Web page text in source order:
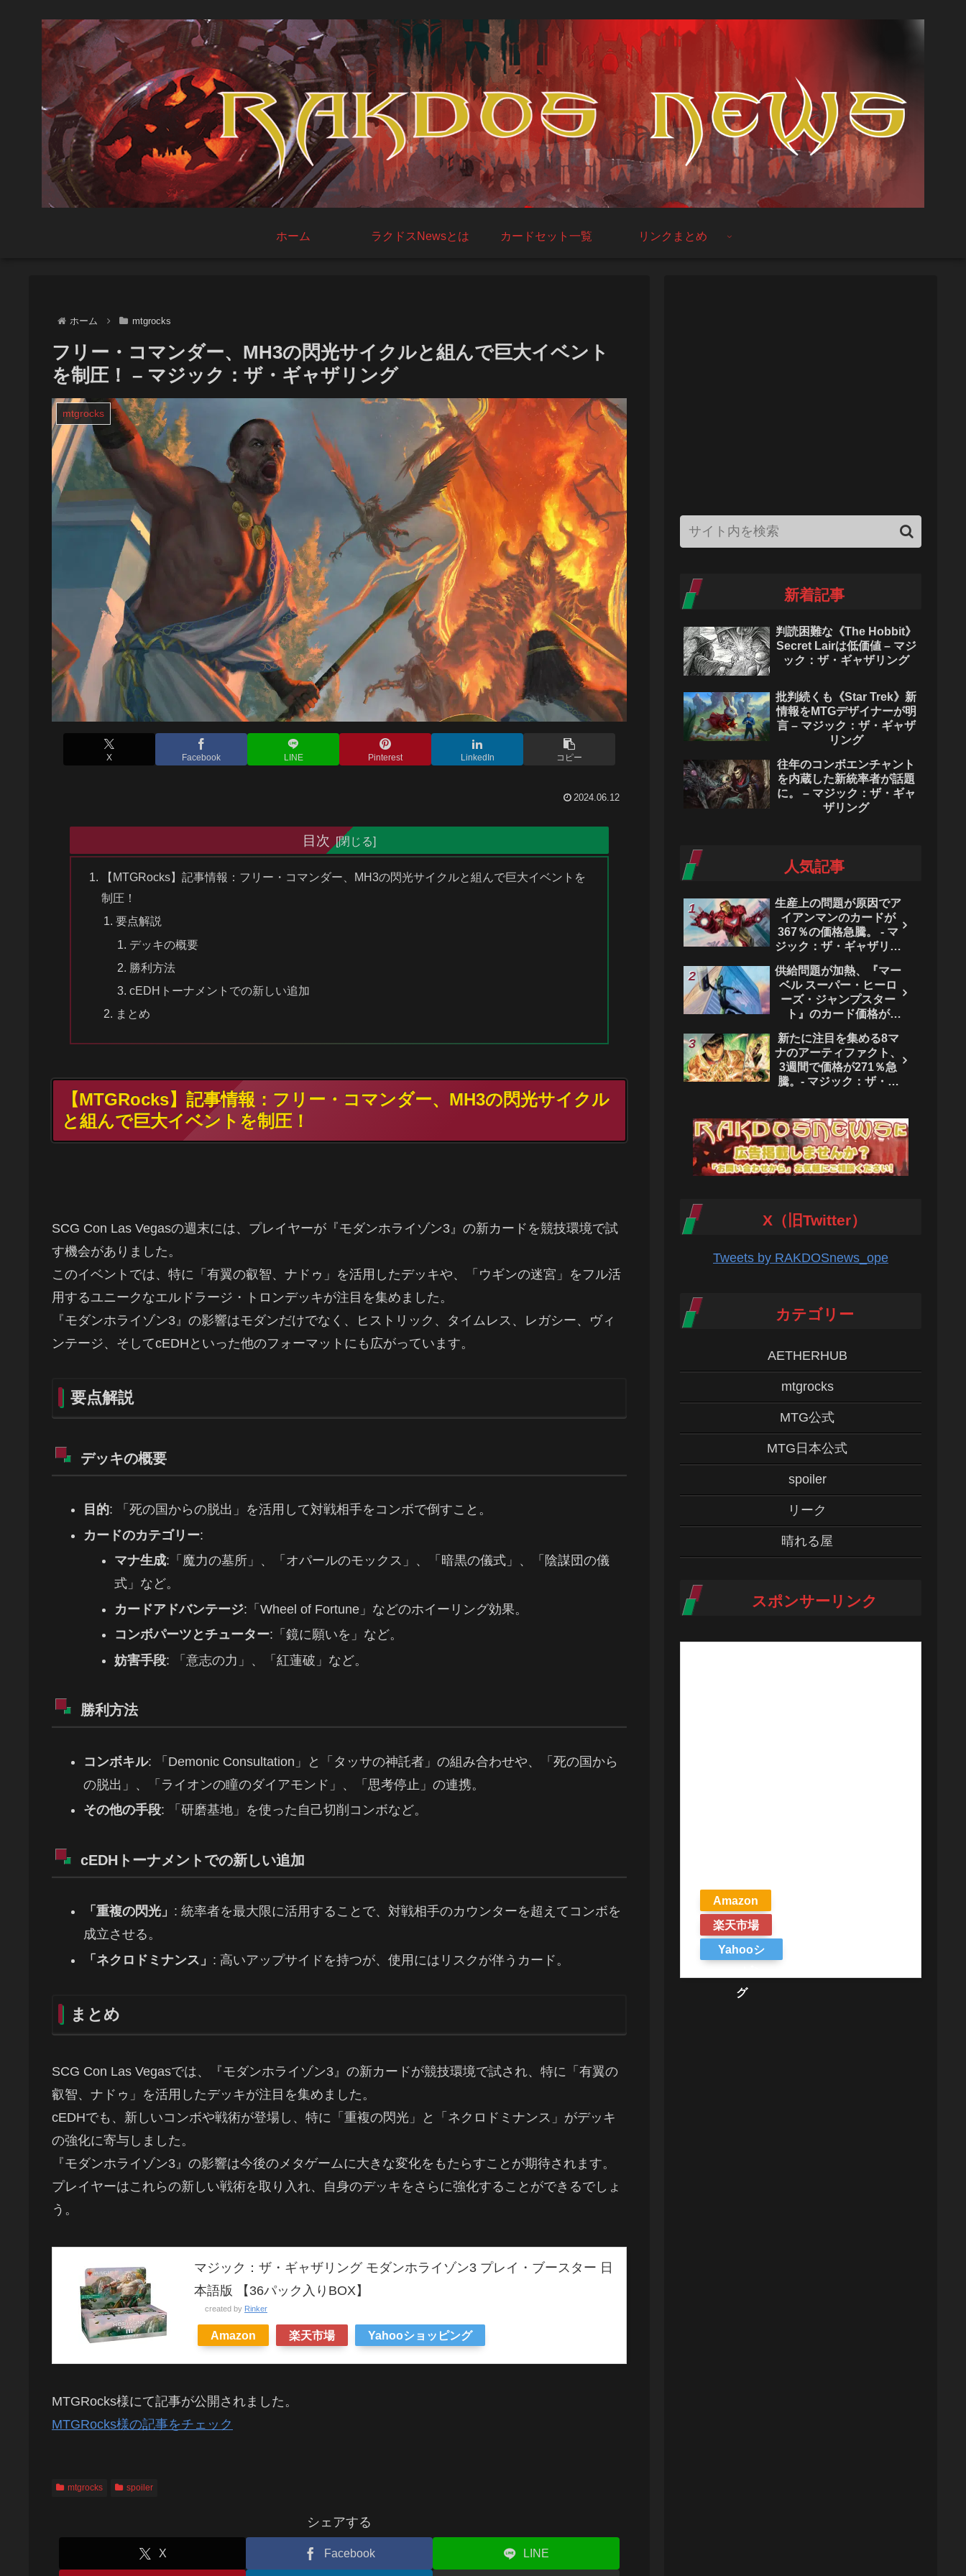
ホーム ラクドスNewsとは カードセット一覧 リンクまとめ
ホーム mtgrocks
フリー・コマンダー、MH3の閃光サイクルと組んで巨大イベント
を制圧！ – マジック：ザ・ギャザリング
mtgrocks
X Facebook LINE Pinterest LinkedIn コピー
2024.06.12
目次
【MTGRocks】記事情報：フリー・コマンダー、MH3の閃光サイクルと組んで巨大イベントを
制圧！
要点解説
デッキの概要
勝利方法
cEDHトーナメントでの新しい追加
まとめ
【MTGRocks】記事情報：フリー・コマンダー、MH3の閃光サイクル
と組んで巨大イベントを制圧！
SCG Con Las Vegasの週末には、プレイヤーが『モダンホライゾン3』の新カードを競技環境で試
す機会がありました。
このイベントでは、特に「有翼の叡智、ナドゥ」を活用したデッキや、「ウギンの迷宮」をフル活
用するユニークなエルドラージ・トロンデッキが注目を集めました。
『モダンホライゾン3』の影響はモダンだけでなく、ヒストリック、タイムレス、レガシー、ヴィ
ンテージ、そしてcEDHといった他のフォーマットにも広がっています。
要点解説
デッキの概要
目的: 「死の国からの脱出」を活用して対戦相手をコンボで倒すこと。
カードのカテゴリー:
マナ生成:「魔力の墓所」、「オパールのモックス」、「暗黒の儀式」、「陰謀団の儀
式」など。
カードアドバンテージ:「Wheel of Fortune」などのホイーリング効果。
コンボパーツとチューター:「鏡に願いを」など。
妨害手段: 「意志の力」、「紅蓮破」など。
勝利方法
コンボキル: 「Demonic Consultation」と「タッサの神託者」の組み合わせや、「死の国から
の脱出」、「ライオンの瞳のダイアモンド」、「思考停止」の連携。
その他の手段: 「研磨基地」を使った自己切削コンボなど。
cEDHトーナメントでの新しい追加
「重複の閃光」 : 統率者を最大限に活用することで、対戦相手のカウンターを超えてコンボを
成立させる。
「ネクロドミナンス」 : 高いアップサイドを持つが、使用にはリスクが伴うカード。
まとめ
SCG Con Las Vegasでは、『モダンホライゾン3』の新カードが競技環境で試され、特に「有翼の
叡智、ナドゥ」を活用したデッキが注目を集めました。
cEDHでも、新しいコンボや戦術が登場し、特に「重複の閃光」と「ネクロドミナンス」がデッキ
の強化に寄与しました。
『モダンホライゾン3』の影響は今後のメタゲームに大きな変化をもたらすことが期待されます。
プレイヤーはこれらの新しい戦術を取り入れ、自身のデッキをさらに強化することができるでしょ
う。
マジック：ザ・ギャザリング モダンホライゾン3 プレイ・ブースター 日
本語版 【36パック入りBOX】
created by Rinker
Amazon 楽天市場 Yahooショッピング
MTGRocks様にて記事が公開されました。
MTGRocks様の記事をチェック
mtgrocks spoiler
シェアする
X Facebook LINE
新着記事
判読困難な《The Hobbit》
Secret Lairは低価値 – マジ
ック：ザ・ギャザリング
批判続くも《Star Trek》新
情報をMTGデザイナーが明
言 – マジック：ザ・ギャザ
リング
往年のコンボエンチャント
を内蔵した新統率者が話題
に。 – マジック：ザ・ギャ
ザリング
人気記事
生産上の問題が原因でア
イアンマンのカードが
367％の価格急騰。 - マ
ジック：ザ・ギャザリン
供給問題が加熱、『マー
ベル スーパー・ヒーロ
ーズ・ジャンプスター
ト』のカード価格が
ク：ザ・ギャザリング
新たに注目を集める8マ
ナのアーティファクト、
3週間で価格が271％急
騰。- マジック：ザ・ギ
X（旧Twitter）
Tweets by RAKDOSnews_ope
カテゴリー
AETHERHUB
mtgrocks
MTG公式
MTG日本公式
spoiler
リーク
晴れる屋
スポンサーリンク
Amazon
楽天市場
Yahooシ
グ